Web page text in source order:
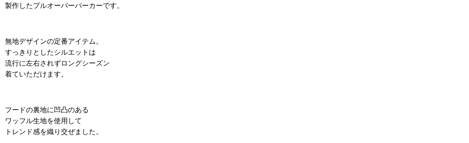
製作したプルオーバーパーカーです。
無地デザインの定番アイテム。
すっきりとしたシルエットは
流行に左右されずロングシーズン
着ていただけます。
フードの裏地に凹凸のある
ワッフル生地を使用して
トレンド感を織り交ぜました。